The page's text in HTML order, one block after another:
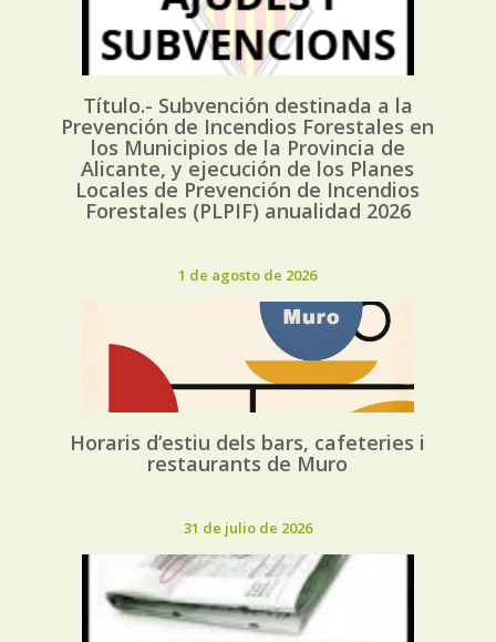
Título.- Subvención destinada a la
Prevención de Incendios Forestales en
los Municipios de la Provincia de
Alicante, y ejecución de los Planes
Locales de Prevención de Incendios
Forestales (PLPIF) anualidad 2026
1 de agosto de 2026
Horaris d’estiu dels bars, cafeteries i
restaurants de Muro
31 de julio de 2026